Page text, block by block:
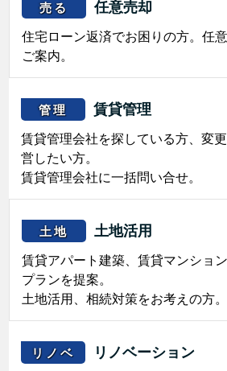
売る 任意売却
住宅ローン返済でお困りの方。任
ご案内。
管理 賃貸管理
賃貸管理会社を探している方、変
営したい方。
賃貸管理会社に一括問い合せ。
土地 土地活用
賃貸アパート建築、賃貸マンショ
プランを提案。
土地活用、相続対策をお考えの方。
リノベ リノベーション